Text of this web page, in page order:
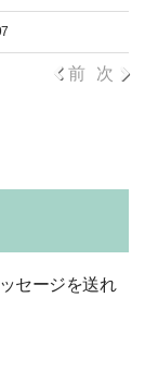
前 次
セージを送れ